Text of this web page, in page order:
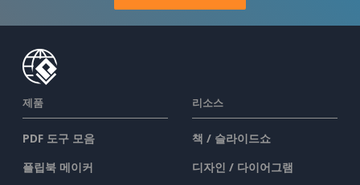
제품
PDF 도구 모음
플립북 메이커
리소스
책 / 슬라이드쇼
디자인 / 다이어그램